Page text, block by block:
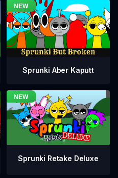
Sprunki Aber Kaputt
Sprunki Retake Deluxe